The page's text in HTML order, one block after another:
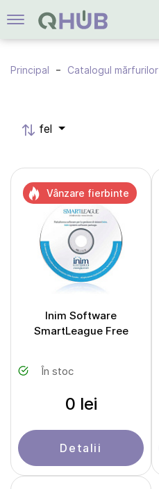
Principal Catalogul mărfurilor
fel
Inim Software
SmartLeague Free
În stoc
0 lei
Detalii
Vânzare fierbinte